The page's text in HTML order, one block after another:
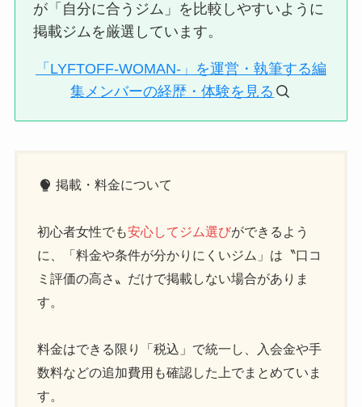
が「自分に合うジム」を比較しやすいように
掲載ジムを厳選しています。
「LYFTOFF-WOMAN-」を運営・執筆する編
集メンバーの経歴・体験を見る
掲載・料金について
初心者女性でも安心してジム選びができるよう
に、「料金や条件が分かりにくいジム」は〝口コ
ミ評価の高さ〟だけで掲載しない場合がありま
す。
料金はできる限り「税込」で統一し、入会金や手
数料などの追加費用も確認した上でまとめていま
す。